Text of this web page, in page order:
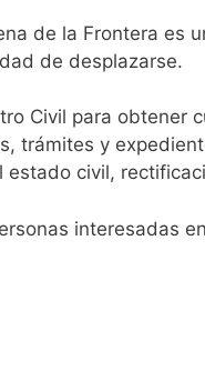
de la Frontera
de desplazarse.​
Civil para
trámites y
civil,
interesadas